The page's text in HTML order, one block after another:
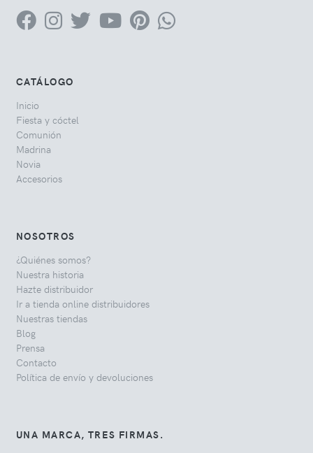
CATÁLOGO
Inicio
Fiesta y cóctel
Comunión
Madrina
Novia
Accesorios
NOSOTROS
¿Quiénes somos?
Nuestra historia
Hazte distribuidor
Ir a tienda online distribuidores
Nuestras tiendas
Blog
Prensa
Contacto
Política de envío y devoluciones
UNA MARCA, TRES FIRMAS.